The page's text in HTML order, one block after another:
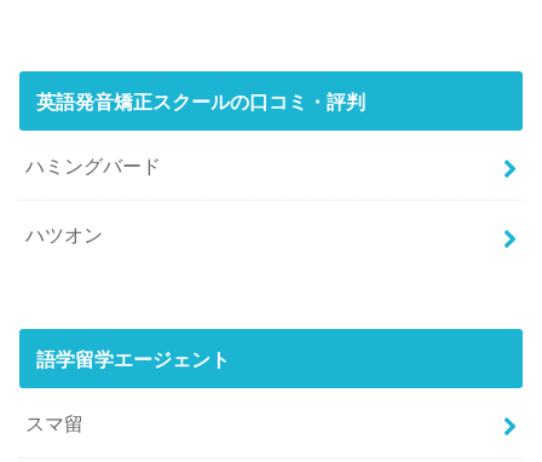
英語発音矯正スクールの口コミ・評判
ハミングバード
ハツオン
語学留学エージェント
スマ留